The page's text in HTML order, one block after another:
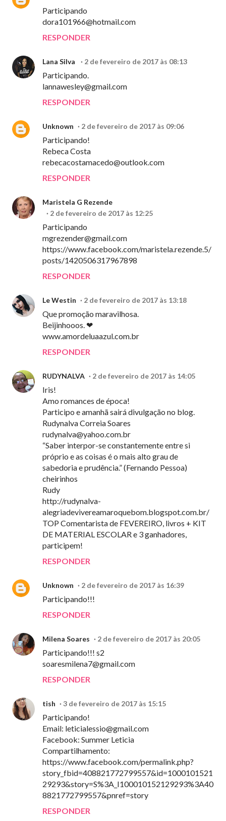
Participando
dora101966@hotmail.com
RESPONDER
Lana Silva 2 de fevereiro de 2017 às 08:13
Participando.
lannawesley@gmail.com
RESPONDER
Unknown 2 de fevereiro de 2017 às 09:06
Participando!
Rebeca Costa
rebecacostamacedo@outlook.com
RESPONDER
Maristela G Rezende
2 de fevereiro de 2017 às 12:25
Participando
mgrezender@gmail.com
https://www.facebook.com/maristela.rezende.5/
posts/1420506317967898
RESPONDER
Le Westin 2 de fevereiro de 2017 às 13:18
Que promoção maravilhosa.
Beijinhooos. ❤
www.amordeluaazul.com.br
RESPONDER
RUDYNALVA 2 de fevereiro de 2017 às 14:05
Iris!
Amo romances de época!
Participo e amanhã sairá divulgação no blog.
Rudynalva Correia Soares
rudynalva@yahoo.com.br
“Saber interpor-se constantemente entre si
próprio e as coisas é o mais alto grau de
sabedoria e prudência.” (Fernando Pessoa)
cheirinhos
Rudy
http://rudynalva-
alegriadevivereamaroquebom.blogspot.com.br/
TOP Comentarista de FEVEREIRO, livros + KIT
DE MATERIAL ESCOLAR e 3 ganhadores,
participem!
RESPONDER
Unknown 2 de fevereiro de 2017 às 16:39
Participando!!!
RESPONDER
Milena Soares 2 de fevereiro de 2017 às 20:05
Participando!!! s2
soaresmilena7@gmail.com
RESPONDER
tish 3 de fevereiro de 2017 às 15:15
Participando!
Email: leticialessio@gmail.com
Facebook: Summer Leticia
Compartilhamento:
https://www.facebook.com/permalink.php?
story_fbid=408821772799557&id=1000101521
29293&story=S%3A_I100010152129293%3A40
8821772799557&pnref=story
RESPONDER